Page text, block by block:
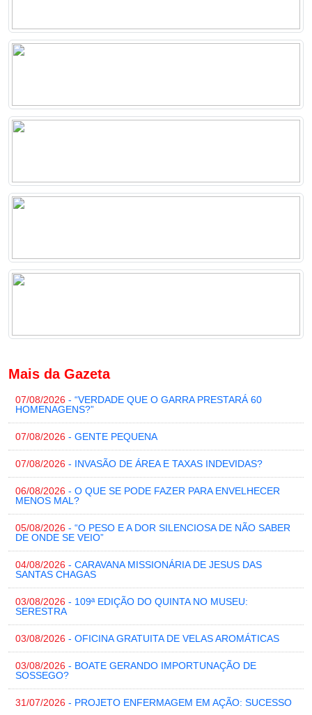
Mais da Gazeta
07/08/2026 - “VERDADE QUE O GARRA PRESTARÁ 60
HOMENAGENS?”
07/08/2026 - GENTE PEQUENA
07/08/2026 - INVASÃO DE ÁREA E TAXAS INDEVIDAS?
06/08/2026 - O QUE SE PODE FAZER PARA ENVELHECER
MENOS MAL?
05/08/2026 - “O PESO E A DOR SILENCIOSA DE NÃO SABER
DE ONDE SE VEIO”
04/08/2026 - CARAVANA MISSIONÁRIA DE JESUS DAS
SANTAS CHAGAS
03/08/2026 - 109ª EDIÇÃO DO QUINTA NO MUSEU:
SERESTRA
03/08/2026 - OFICINA GRATUITA DE VELAS AROMÁTICAS
03/08/2026 - BOATE GERANDO IMPORTUNAÇÃO DE
SOSSEGO?
31/07/2026 - PROJETO ENFERMAGEM EM AÇÃO: SUCESSO